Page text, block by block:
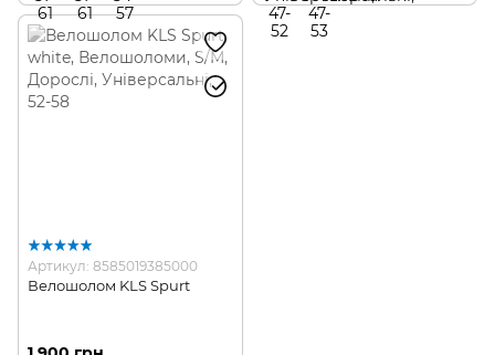
Артикул: 8585019385000
Велошолом KLS Spurt